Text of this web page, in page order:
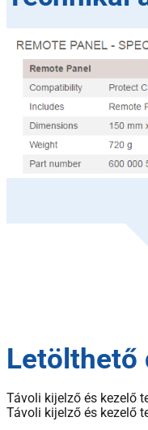
Letölthető
Távoli kijelző és kezelő
Távoli kijelző és kezelő